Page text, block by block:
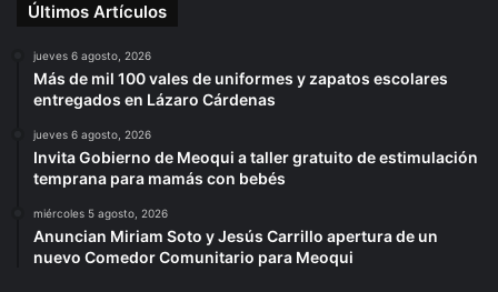
Últimos Artículos
jueves 6 agosto, 2026
Más de mil 100 vales de uniformes y zapatos escolares
entregados en Lázaro Cárdenas
jueves 6 agosto, 2026
Invita Gobierno de Meoqui a taller gratuito de estimulación
temprana para mamás con bebés
miércoles 5 agosto, 2026
Anuncian Miriam Soto y Jesús Carrillo apertura de un
nuevo Comedor Comunitario para Meoqui